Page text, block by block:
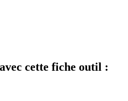
cette fiche outil :